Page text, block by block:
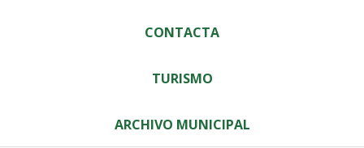
CONTACTA
TURISMO
ARCHIVO MUNICIPAL